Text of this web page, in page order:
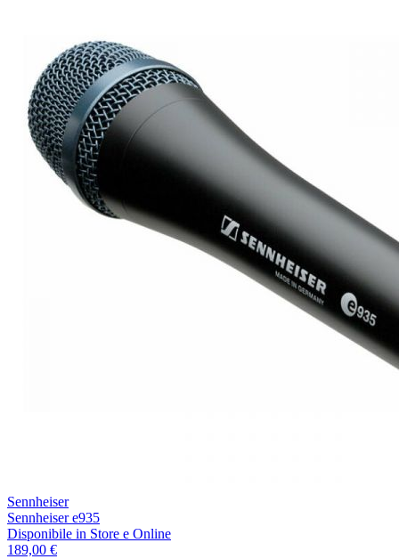
Sennheiser
Sennheiser e935
Disponibile in Store e Online
189,00 €